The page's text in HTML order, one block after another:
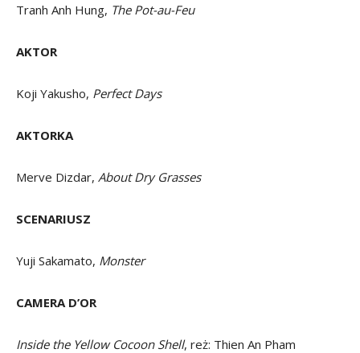
Tranh Anh Hung, The Pot-au-Feu
AKTOR
Koji Yakusho, Perfect Days
AKTORKA
Merve Dizdar, About Dry Grasses
SCENARIUSZ
Yuji Sakamato, Monster
CAMERA D’OR
Inside the Yellow Cocoon Shell, reż: Thien An Pham